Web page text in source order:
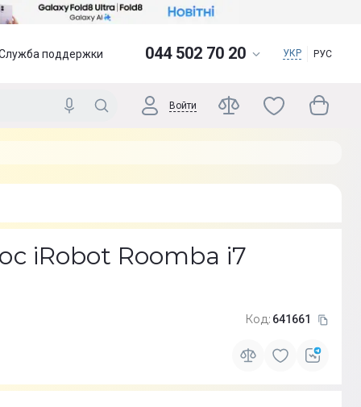
поддержки 044 502 70 20 УКР РУС
Войти
iRobot Roomba i7
Код: 641661